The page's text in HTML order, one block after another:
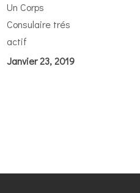
Un Corps
Consulaire trés
actif
Janvier 23, 2019